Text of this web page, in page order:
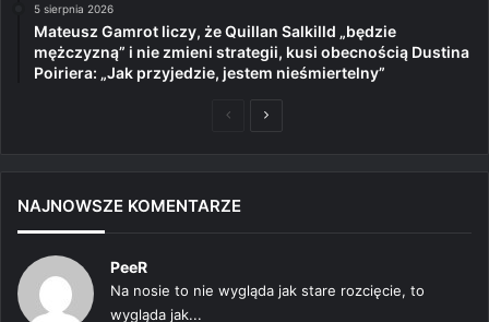
5 sierpnia 2026
Mateusz Gamrot liczy, że Quillan Salkilld „będzie
mężczyzną” i nie zmieni strategii, kusi obecnością Dustina
Poiriera: „Jak przyjedzie, jestem nieśmiertelny”
PoprzedniaNastępna
NAJNOWSZE KOMENTARZE
PeeR
Na nosie to nie wygląda jak stare rozcięcie, to
wygląda jak...